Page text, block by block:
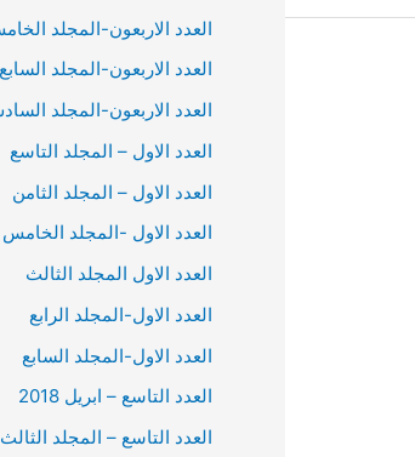
العدد الاربعون-المجلد
العدد الاربعون-المجلد السابع
العدد الاربعون-المجلد
العدد الاول – المجلد التاسع
العدد الاول – المجلد الثامن
العدد الاول -المجلد الخامس
العدد الاول المجلد الثالث
العدد الاول-المجلد الرابع
العدد الاول-المجلد السابع
العدد التاسع – ابريل 2018
العدد التاسع – المجلد الثالث